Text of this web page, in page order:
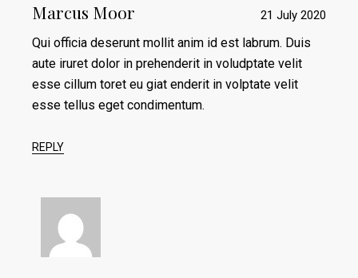
Marcus Moor 21 July 2020
Qui officia deserunt mollit anim id est labrum. Duis
aute iruret dolor in prehenderit in voludptate velit
esse cillum toret eu giat enderit in volptate velit
esse tellus eget condimentum.
REPLY